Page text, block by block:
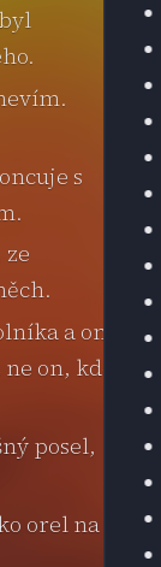
s
a on
on, kdo
posel,
orel na